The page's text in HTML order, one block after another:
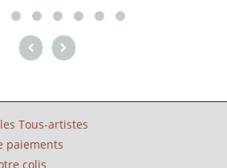
Tous-artistes
paiements
colis